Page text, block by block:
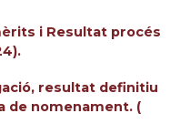
i Resultat procés
resultat definitiu
de nomenament. (